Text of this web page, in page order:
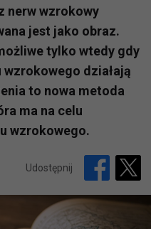
nerw wzrokowy
jest jako obraz.
tylko wtedy gdy
działają
to nowa metoda
ma na celu
wzrokowego.
Udostępnij